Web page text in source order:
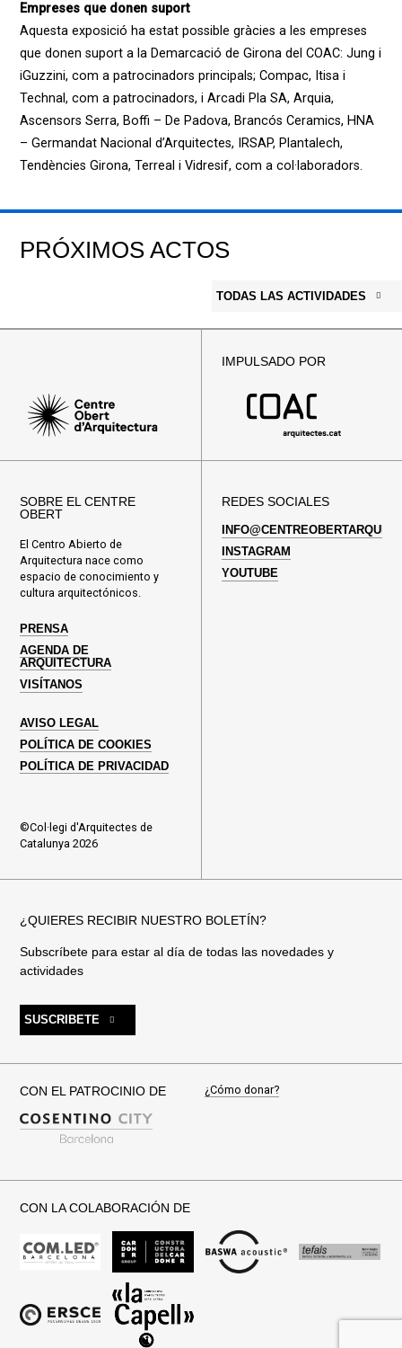
Empreses que donen suport
Aquesta exposició ha estat possible gràcies a les empreses
que donen suport a la Demarcació de Girona del COAC: Jung i
iGuzzini, com a patrocinadors principals; Compac, Itisa i
Technal, com a patrocinadors, i Arcadi Pla SA, Arquia,
Ascensors Serra, Boffi – De Padova, Brancós Ceramics, HNA
– Germandat Nacional d’Arquitectes, IRSAP, Plantalech,
Tendències Girona, Terreal i Vidresif, com a col·laboradors.
PRÓXIMOS ACTOS
TODAS LAS ACTIVIDADES
IMPULSADO POR
SOBRE EL CENTRE
OBERT
El Centro Abierto de
Arquitectura nace como
espacio de conocimiento y
cultura arquitectónicos.
PRENSA
AGENDA DE
ARQUITECTURA
VISÍTANOS
AVISO LEGAL
POLÍTICA DE COOKIES
POLÍTICA DE PRIVACIDAD
©Col·legi d'Arquitectes de
Catalunya 2026
REDES SOCIALES
INSTAGRAM
YOUTUBE
¿QUIERES RECIBIR NUESTRO BOLETÍN?
Subscríbete para estar al día de todas las novedades y
actividades
SUSCRIBETE
CON EL PATROCINIO DE ¿Cómo donar?
CON LA COLABORACIÓN DE